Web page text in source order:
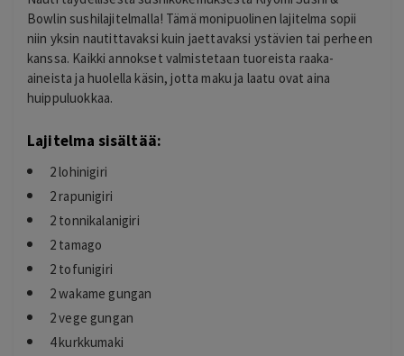
Bowlin sushilajitelmalla! Tämä monipuolinen lajitelma sopii
niin yksin nautittavaksi kuin jaettavaksi ystävien tai perheen
kanssa. Kaikki annokset valmistetaan tuoreista raaka-
aineista ja huolella käsin, jotta maku ja laatu ovat aina
huippuluokkaa.
Lajitelma sisältää:
2 lohinigiri
2 rapunigiri
2 tonnikalanigiri
2 tamago
2 tofunigiri
2 wakame gungan
2 vege gungan
4 kurkkumaki